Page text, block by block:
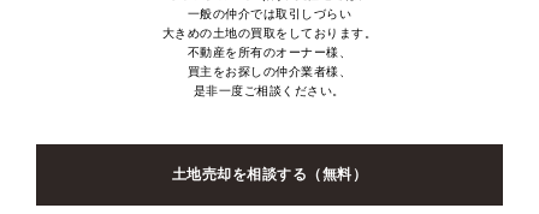
一般の仲介では取引しづらい
大きめの土地の買取をしております。
不動産を所有のオーナー様、
買主をお探しの仲介業者様、
是非一度ご相談ください。
土地売却を相談する（無料）